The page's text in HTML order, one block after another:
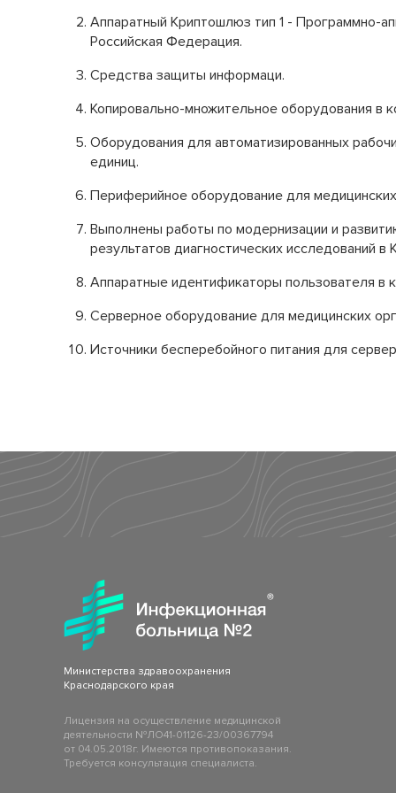
Аппаратный Криптошлюз тип 1 - Программно-
Российская Федерация.
Средства защиты информаци.
Копировально-множительное оборудования в
Оборудования для автоматизированных
единиц.
Периферийное оборудование для
Выполнены работы по модернизации и
результатов диагностических исследований в
Аппаратные идентификаторы пользователя в
Серверное оборудование для медицинских
Источники бесперебойного питания для
Министерства здравоохранения
Краснодарского края
Лицензия на осуществление медицинской
деятельности №ЛО41-01126-23/00367794
от 04.05.2018г. Имеются противопоказания.
Требуется консультация специалиста.
Клинико-диагностическая лаборатория
Спектр клинических и биохимический анализов
Инфекционное отделение №8
Страховые медицинские организации
Как сообщить об отсутствии